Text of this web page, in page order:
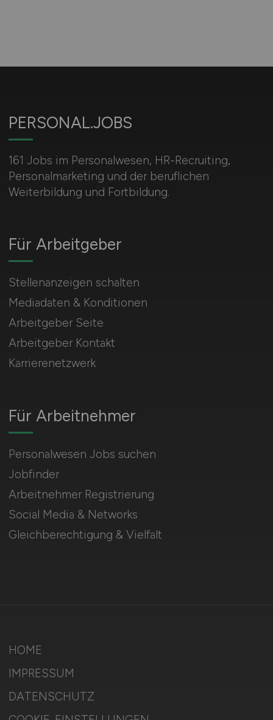
PERSONAL.JOBS
161 Jobs im Personalwesen, HR-Recruiting,
Personalmarketing und der beruflichen
Weiterbildung und Fortbildung.
Für Arbeitnehmer
Personalwesen Jobs suchen
Jobfinder
Arbeitnehmer Registrierung
Social Media & Networks
Gleichberechtigung & Vielfalt
Für Arbeitgeber
Stellenanzeigen schalten
Mediadaten & Konditionen
Arbeitgeber Seite
Arbeitgeber Kontakt
Karrierenetzwerk
HOME
IMPRESSUM
DATENSCHUTZ